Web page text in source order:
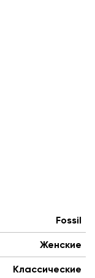
Fossil
Женские
Классические